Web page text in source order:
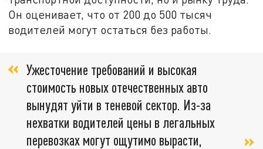
Он оценивает, что от 200 до 500 тысяч
водителей могут остаться без работы.
Ужесточение требований и высокая
стоимость новых отечественных авто
вынудят уйти в теневой сектор. Из-за
нехватки водителей цены в легальных
перевозках могут ощутимо вырасти,